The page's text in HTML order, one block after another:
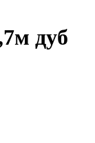
дуб